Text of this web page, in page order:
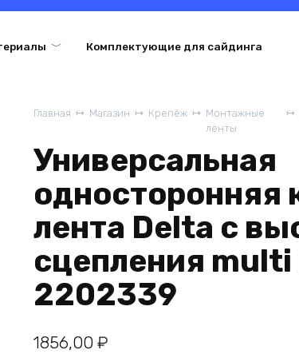
Комплектующие для сайдинга
Главная Магазин Крепёж
Монтажные
ленты
Универсальная
односторонняя
лента Delta с
сцепления multi
2202339
1856,00 ₽